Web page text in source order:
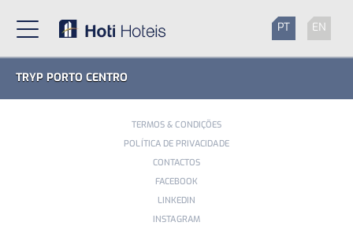
PT EN
TRYP PORTO CENTRO
TERMOS & CONDIÇÕES
POLÍTICA DE PRIVACIDADE
CONTACTOS
FACEBOOK
LINKEDIN
INSTAGRAM